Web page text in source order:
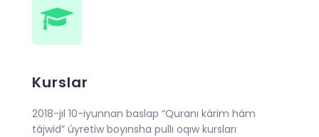
Kurslar
2018-jıl 10-iyunnan baslap “Quranı kárim hám
tájwid” úyretiw boyınsha pullı oqıw kursları